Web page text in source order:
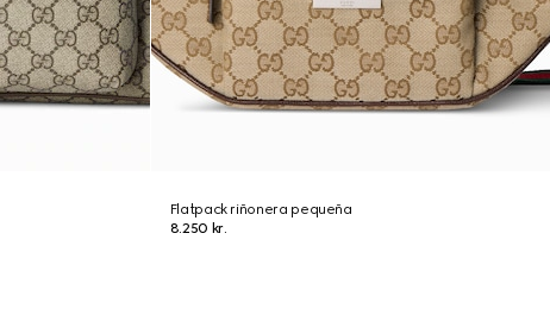
Flatpack riñonera pequeña
8.250 kr.